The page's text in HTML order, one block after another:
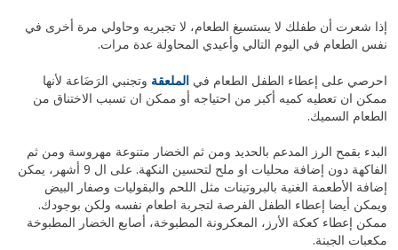
إذا شعرت أن طفلك لا يستسيغ الطعام، لا تجبريه وحاولي مرة أخرى في
نفس الطعام في اليوم التالي وأعيدي المحاولة عدة مرات.
احرصي على إعطاء الطفل الطعام في الملعقة وتجنبي الرَضَاعة لأنها
ممكن ان تعطيه كميه أكبر من احتياجه أو ممكن ان تسبب الاختناق من
الطعام السميك.
البدء بقمح الرز المدعم بالحديد ومن ثم الخضار متنوعة مهروسة ومن ثم
الفاكهة دون إضافة محليات او ملح لتحسين النكهة. على ال 9 أشهر، يمكن
إضافة الأطعمة الغنية بالبروتينات مثل اللحم والبقوليات وصفار البيض
ويمكن أيضا إعطاء الطفل الفرصة لتجربة اطعام نفسه ولكن بوجودك.
ممكن إعطاء كعكة الأرز، المعكرونة المطبوخة، أصابع الخضار المطبوخة
مكعبات الجبنة.